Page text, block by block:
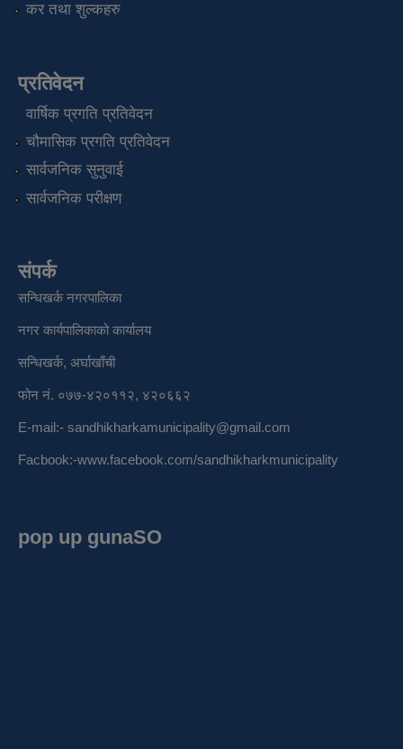
कर तथा शुल्कहरु
प्रतिवेदन
वार्षिक प्रगति प्रतिवेदन
चौमासिक प्रगति प्रतिवेदन
सार्वजनिक सुनुवाई
सार्वजनिक परीक्षण
संपर्क
सन्धिखर्क नगरपालिका
नगर कार्यपालिकाको कार्यालय
सन्धिखर्क, अर्घाखाँची
फोन नं. ०७७-४२०११२, ४२०६६२
E-mail:- sandhikharkamunicipality@gmail.com
Facbook:-www.facebook.com/sandhikharkmunicipality
pop up gunaSO